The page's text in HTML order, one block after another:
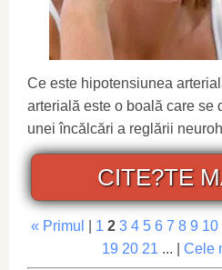
Ce este hipotensiunea
arterială este o boală care se
unei încălcări a reglării
CITE?TE
« Primul 1 2 3 4 5 6 7 8 9 10
19 20 21 ... | Cele